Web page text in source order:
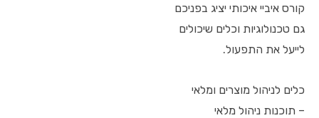
קורס איביי איכותי יציג בפניכם
גם טכנולוגיות וכלים שיכולים
לייעל את התפעול.
כלים לניהול מוצרים ומלאי
– תוכנות ניהול מלאי